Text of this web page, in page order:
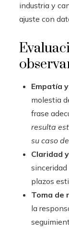
industria y
ajuste con
Empatía
molestia
frase
resulta
su caso
Claridad
plazos
Toma de
la